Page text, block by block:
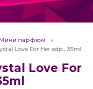
Мини парфюм
Love For Her,edp., 35ml
Love For